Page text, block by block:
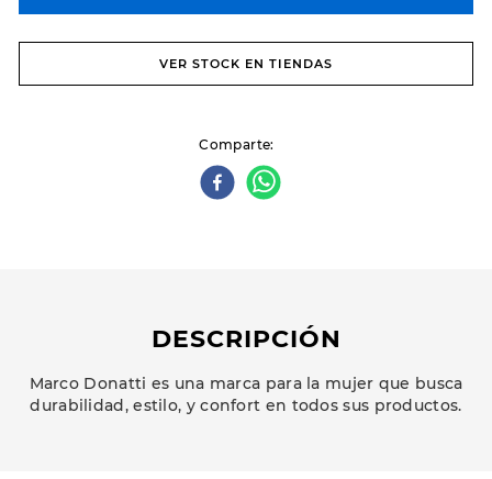
VER STOCK EN TIENDAS
Comparte
DESCRIPCIÓN
Marco Donatti es una marca para la mujer que busca
durabilidad, estilo, y confort en todos sus productos.